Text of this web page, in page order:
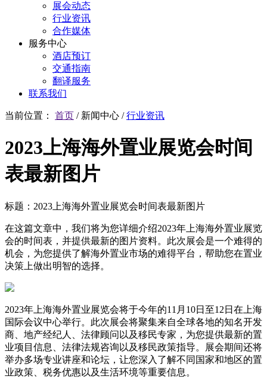
展会动态
行业资讯
合作媒体
服务中心
酒店预订
交通指南
翻译服务
联系我们
当前位置： 首页 / 新闻中心 /行业资讯
2023上海海外置业展览会时间
表最新图片
标题：2023上海海外置业展览会时间表最新图片
在这篇文章中，我们将为您详细介绍2023年上海海外置业展览
会的时间表，并提供最新的图片资料。此次展会是一个难得的
机会，为您提供了解海外置业市场的难得平台，帮助您在置业
决策上做出明智的选择。
2023年上海海外置业展览会将于今年的11月10日至12日在上海
国际会议中心举行。此次展会将聚集来自全球各地的知名开发
商、地产经纪人、法律顾问以及移民专家，为您提供最新的置
业项目信息、法律法规咨询以及移民政策指导。展会期间还将
举办多场专业讲座和论坛，让您深入了解不同国家和地区的置
业政策、税务优惠以及生活环境等重要信息。